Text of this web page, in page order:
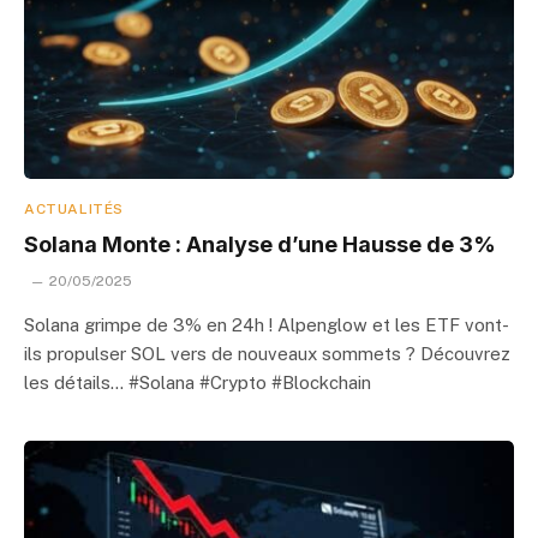
ACTUALITÉS
Solana Monte : Analyse d’une Hausse de 3%
20/05/2025
Solana grimpe de 3% en 24h ! Alpenglow et les ETF vont-
ils propulser SOL vers de nouveaux sommets ? Découvrez
les détails… #Solana #Crypto #Blockchain